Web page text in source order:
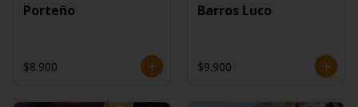
Porteño
$8.900
Barros Luco
$9.900